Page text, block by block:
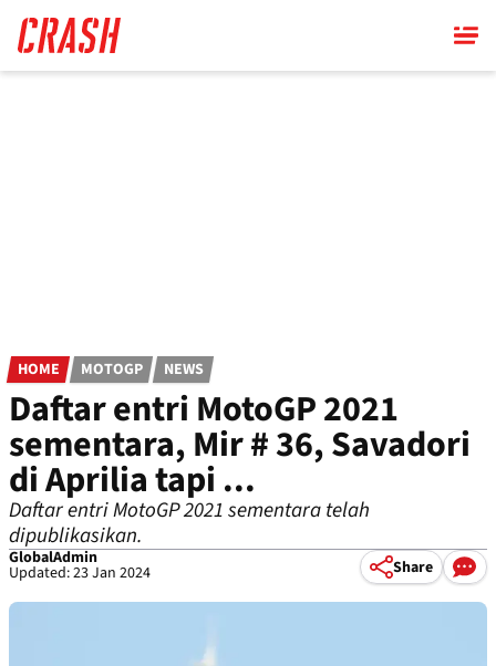
main
content
HOME MOTOGP NEWS
Daftar entri MotoGP 2021
sementara, Mir # 36, Savadori
di Aprilia tapi ...
Daftar entri MotoGP 2021 sementara telah
dipublikasikan.
GlobalAdmin
Updated: 23 Jan 2024 Share